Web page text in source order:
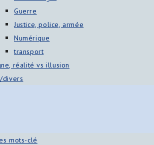
Guerre
Justice, police, armée
Numérique
transport
réalité vs illusion
divers
mots-clé